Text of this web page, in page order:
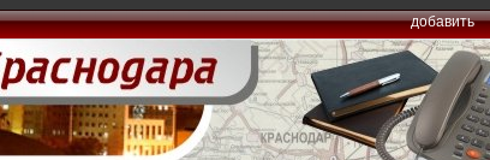
добавить